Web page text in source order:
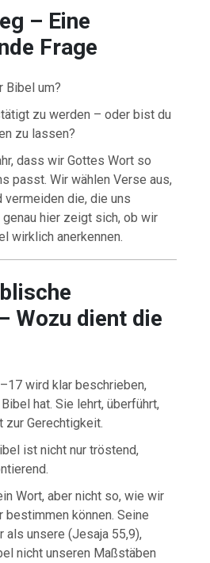
– Eine
Frage
Bibel um?
zu werden – oder bist du
zu lassen?
dass wir Gottes Wort so
passt. Wir wählen Verse aus,
vermeiden die, die uns
genau hier zeigt sich, ob wir
wirklich anerkennen.
Wozu dient die
wird klar beschrieben,
hat. Sie lehrt, überführt,
zur Gerechtigkeit.
ist nicht nur tröstend,
Wort, aber nicht so, wie wir
können. Seine
als unsere (Jesaja 55,9),
nicht unseren Maßstäben